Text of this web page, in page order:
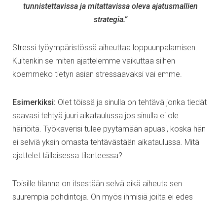
tunnistettavissa ja mitattavissa oleva ajatusmallien
strategia.”
Stressi työympäristössä aiheuttaa loppuunpalamisen.
Kuitenkin se miten ajattelemme vaikuttaa siihen
koemmeko tietyn asian stressaavaksi vai emme.
Esimerkiksi: Olet töissä ja sinulla on tehtävä jonka tiedät
saavasi tehtyä juuri aikataulussa jos sinulla ei ole
häiriöitä. Työkaverisi tulee pyytämään apuasi, koska hän
ei selviä yksin omasta tehtävästään aikataulussa. Mitä
ajattelet tällaisessa tilanteessa?
Toisille tilanne on itsestään selvä eikä aiheuta sen
suurempia pohdintoja. On myös ihmisiä joilta ei edes